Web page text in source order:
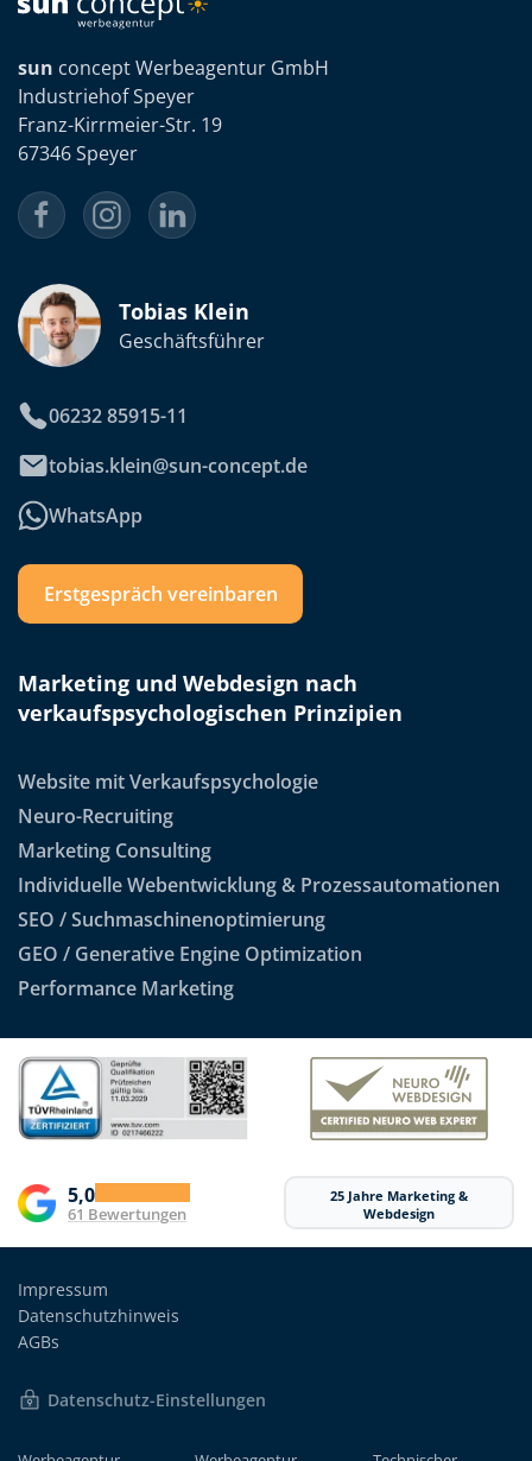
sun concept Werbeagentur GmbH
Industriehof Speyer
Franz-Kirrmeier-Str. 19
67346 Speyer
Tobias Klein
Geschäftsführer
06232 85915-11
tobias.klein@sun-concept.de
WhatsApp
Erstgespräch vereinbaren
Marketing und Webdesign nach
verkaufspsychologischen Prinzipien
Website mit Verkaufspsychologie
Neuro-Recruiting
Marketing Consulting
Individuelle Webentwicklung & Prozessautomationen
SEO / Suchmaschinenoptimierung
GEO / Generative Engine Optimization
Performance Marketing
5,0
61 Bewertungen
25 Jahre Marketing &
Webdesign
Impressum
Datenschutzhinweis
AGBs
Datenschutz-Einstellungen